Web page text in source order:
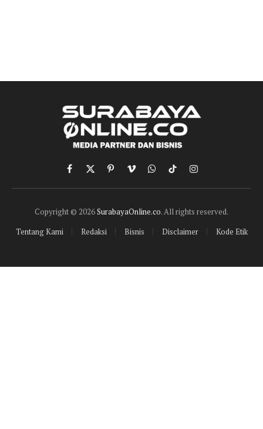
Facebook
X
(Twitter)
PinterestVimeoWhatsApp
TikTokInstagram
Copyright © 2026SurabayaOnline.co. All rights reserved.
Tentang Kami
Redaksi Bisnis Disclaimer Kode Etik